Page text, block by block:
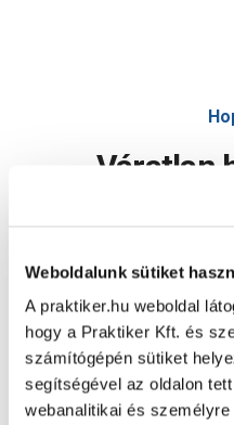
Weboldalunk sütiket
A praktiker.hu weboldal
hogy a Praktiker Kft. és
számítógépén sütiket
segítségével az oldalon
webanalitikai és
Váratlan
Oldal